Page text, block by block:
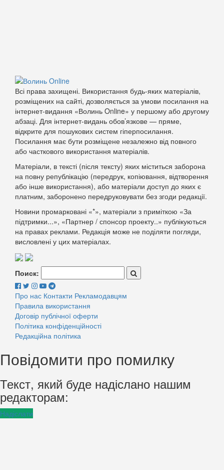
Всі права захищені. Використання будь-яких матеріалів,
розміщених на сайті, дозволяється за умови посилання на
інтернет-видання «Волинь Online» у першому або другому
абзаці. Для інтернет-видань обов’язкове — пряме,
відкрите для пошукових систем гіперпосилання.
Посилання має бути розміщене незалежно від повного
або часткового використання матеріалів.
Матеріали, в тексті (після тексту) яких міститься заборона
на повну републікацію (передрук, копіювання, відтворення
або інше використання), або матеріали доступ до яких є
платним, заборонено передруковувати без згоди редакції.
Новини промарковані «*», матеріали з приміткою «За
підтримки...», «Партнер / спонсор проекту..» публікуються
на правах реклами. Редакція може не поділяти погляди,
висловлені у цих матеріалах.
Поиск:
Про нас Контакти Рекламодавцям
Правила використання
Договір публічної оферти
Політика конфіденційності
Редакційна політика
Повідомити про помилку
Текст, який буде надіслано нашим
редакторам:
Надіслати